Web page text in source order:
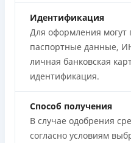
Идентификация
Для оформления могут
паспортные данные,
личная банковская
идентификация.
Способ получения
В случае одобрения
согласно условиям